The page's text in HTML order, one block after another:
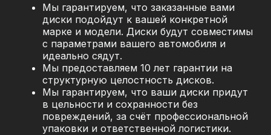
Мы гарантируем, что заказанные вами
диски подойдут к вашей конкретной
марке и модели. Диски будут совместимы
с параметрами вашего автомобиля и
идеально сядут.
Мы предоставляем 10 лет гарантии на
структурную целостность дисков.
Мы гарантируем, что ваши диски придут
в цельности и сохранности без
повреждений, за счёт профессиональной
упаковки и ответственной логистики.